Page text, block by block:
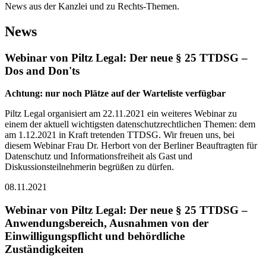
News aus der Kanzlei und zu Rechts-Themen.
News
Webinar von Piltz Legal: Der neue § 25 TTDSG –
Dos and Don'ts
Achtung: nur noch Plätze auf der Warteliste verfügbar
Piltz Legal organisiert am 22.11.2021 ein weiteres Webinar zu
einem der aktuell wichtigsten datenschutzrechtlichen Themen: dem
am 1.12.2021 in Kraft tretenden TTDSG. Wir freuen uns, bei
diesem Webinar Frau Dr. Herbort von der Berliner Beauftragten für
Datenschutz und Informationsfreiheit als Gast und
Diskussionsteilnehmerin begrüßen zu dürfen.
08.11.2021
Webinar von Piltz Legal: Der neue § 25 TTDSG –
Anwendungsbereich, Ausnahmen von der
Einwilligungspflicht und behördliche
Zuständigkeiten